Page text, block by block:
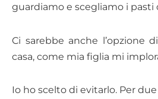
guardiamo e scegliamo i pasti
Ci sarebbe anche l’opzione
casa, come mia figlia mi
Io ho scelto di evitarlo. Per